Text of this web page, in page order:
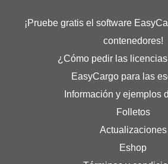
¡Pruebe gratis el software
contenedores!
¿Cómo pedir las
EasyCargo para las
Información y ejemplos
Folletos
Actualizaciones
Eshop